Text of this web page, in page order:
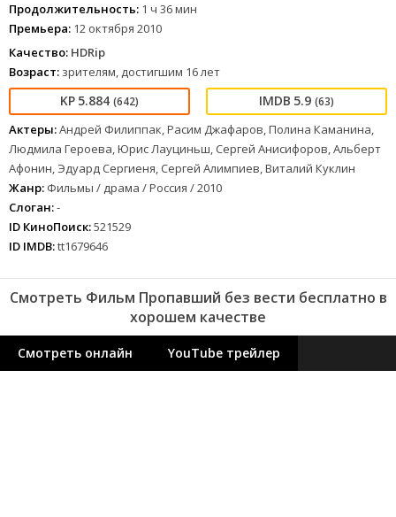
Продолжительность: 1 ч 36 мин
Премьера: 12 октября 2010
Качество: HDRip
Возраст: зрителям, достигшим 16 лет
5.884 (642) 5.9 (63)
Актеры:Андрей Филиппак, Расим Джафаров, Полина Каманина,
Людмила Героева, Юрис Лауциньш, Сергей Анисифоров, Альберт
Афонин, Эдуард Сергиеня, Сергей Алимпиев, Виталий Куклин
Жанр: Фильмы / драма / Россия / 2010
Слоган:-
ID КиноПоиск:521529
ID IMDB:tt1679646
Смотреть Фильм Пропавший без вести бесплатно в
хорошем качестве
Смотреть онлайн YouTube трейлер